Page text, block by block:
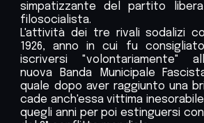
simpatizzante del partito
filosocialista.
L'attività dei tre rivali sodalizi
1926, anno in cui fu
iscriversi "volontariamente"
nuova Banda Municipale
quale dopo aver raggiunto una
cade anch'essa vittima
quegli anni per poi estinguersi